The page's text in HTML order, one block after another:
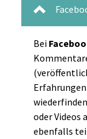
Bei
oder Videos
ebenfalls